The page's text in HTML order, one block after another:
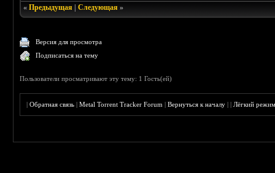
«Предыдущая |Следующая »
Версия для просмотра
Подписаться на тему
Пользователи просматривают эту тему: 1 Гость(ей)
|Обратная связь |Metal Torrent Tracker Forum |Вернуться к началу ||Лёгкий